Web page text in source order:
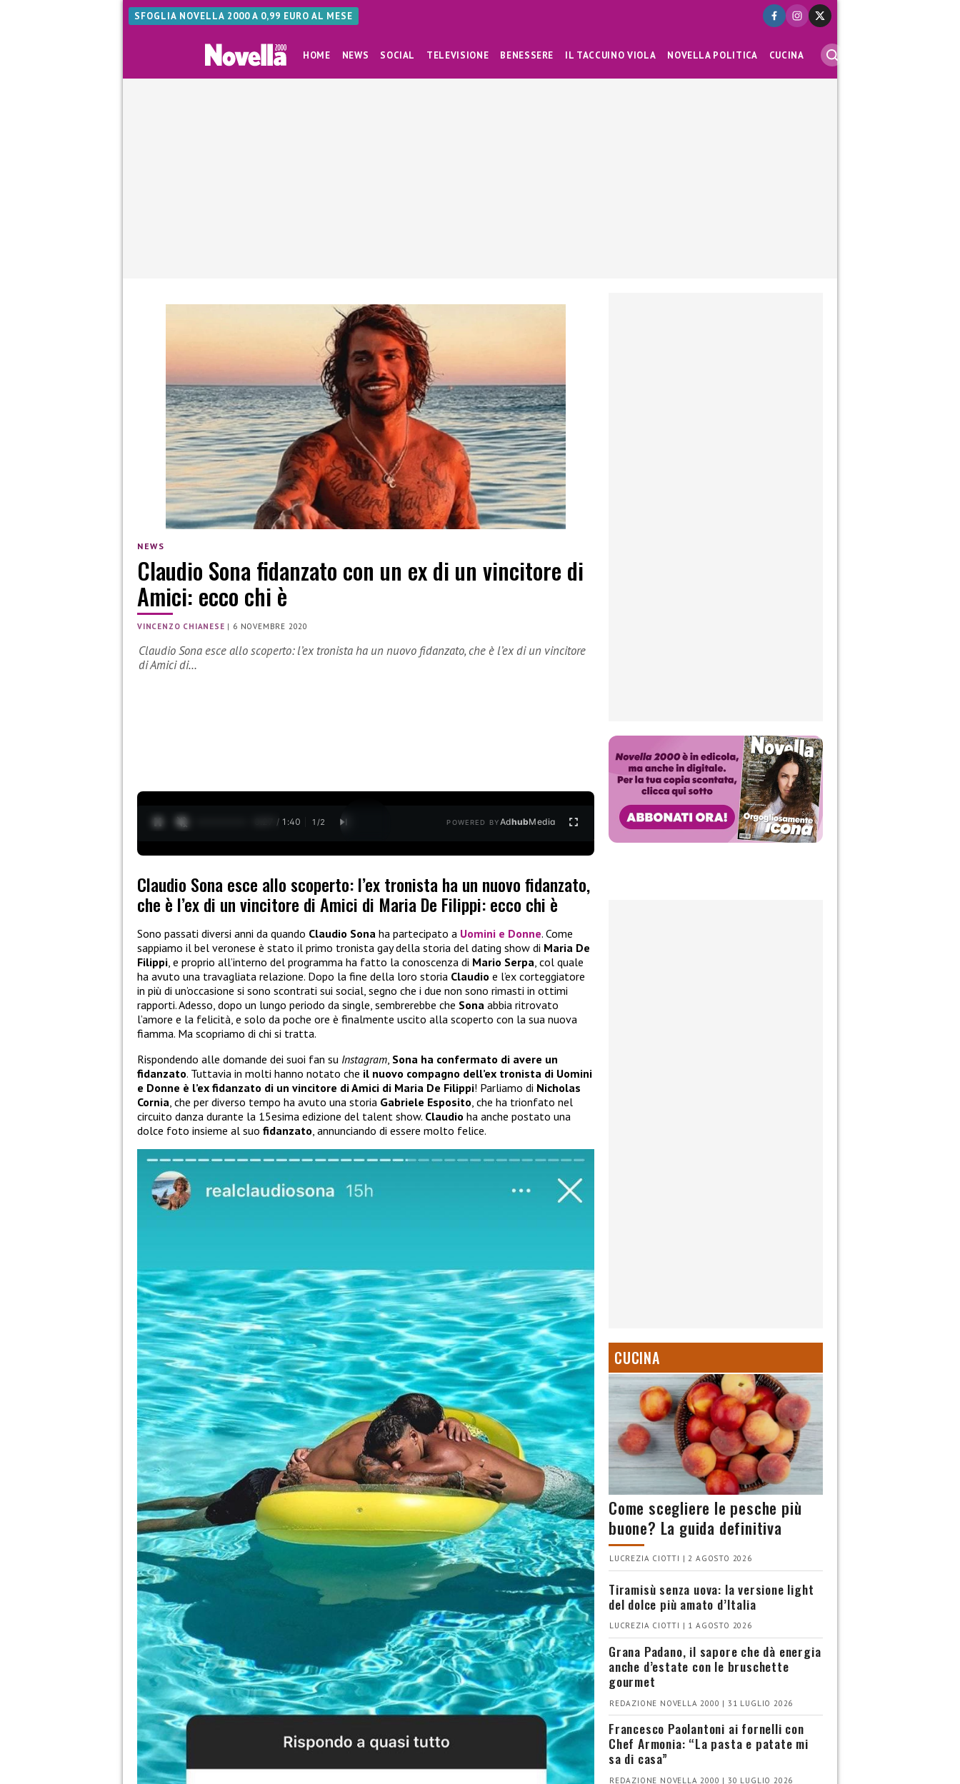
SFOGLIA NOVELLA 2000 A 0,99 EURO AL MESE
HOME NEWS SOCIAL TELEVISIONE BENESSERE IL TACCUINO VIOLA NOVELLA POLITICA CUCINA
NEWS
Claudio Sona fidanzato con un ex di un vincitore di
Amici: ecco chi è
VINCENZO CHIANESE | 6 NOVEMBRE 2020
Claudio Sona esce allo scoperto: l’ex tronista ha un nuovo fidanzato, che è l’ex di un vincitore
di Amici di…
0:28 / 1:40 1 /2 POWERED BYAdhubMedia
Claudio Sona esce allo scoperto: l’ex tronista ha un nuovo fidanzato,
che è l’ex di un vincitore di Amici di Maria De Filippi: ecco chi è
Sono passati diversi anni da quando Claudio Sona ha partecipato a Uomini e Donne. Come
sappiamo il bel veronese è stato il primo tronista gay della storia del dating show di Maria De
Filippi, e proprio all’interno del programma ha fatto la conoscenza di Mario Serpa, col quale
ha avuto una travagliata relazione. Dopo la fine della loro storia Claudio e l’ex corteggiatore
in più di un’occasione si sono scontrati sui social, segno che i due non sono rimasti in ottimi
rapporti. Adesso, dopo un lungo periodo da single, sembrerebbe che Sona abbia ritrovato
l’amore e la felicità, e solo da poche ore è finalmente uscito alla scoperto con la sua nuova
fiamma. Ma scopriamo di chi si tratta.
Rispondendo alle domande dei suoi fan su Instagram, Sona ha confermato di avere un
fidanzato. Tuttavia in molti hanno notato che il nuovo compagno dell’ex tronista di Uomini
e Donne è l’ex fidanzato di un vincitore di Amici di Maria De Filippi! Parliamo di Nicholas
Cornia, che per diverso tempo ha avuto una storia Gabriele Esposito, che ha trionfato nel
circuito danza durante la 15esima edizione del talent show. Claudio ha anche postato una
dolce foto insieme al suo fidanzato, annunciando di essere molto felice.
CUCINA
Come scegliere le pesche più
buone? La guida definitiva
LUCREZIA CIOTTI | 2 AGOSTO 2026
Tiramisù senza uova: la versione light
del dolce più amato d’Italia
LUCREZIA CIOTTI | 1 AGOSTO 2026
Grana Padano, il sapore che dà energia
anche d’estate con le bruschette
gourmet
REDAZIONE NOVELLA 2000 | 31 LUGLIO 2026
Francesco Paolantoni ai fornelli con
Chef Armonia: “La pasta e patate mi
sa di casa”
REDAZIONE NOVELLA 2000 | 30 LUGLIO 2026